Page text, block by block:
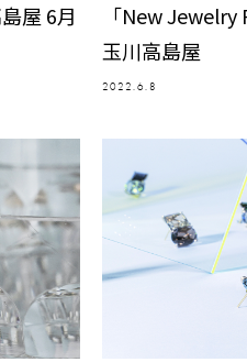
屋 6月
「New Jewelry
玉川高島屋
2022.6.8